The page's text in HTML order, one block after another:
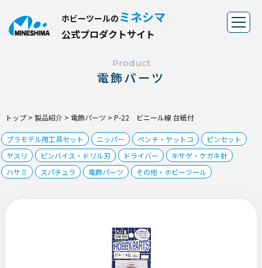
ホビーツールの ミネシマ
公式プロダク トサイ ト
Product
電飾パーツ
トップ> 製品紹介 > 電飾パーツ > P-22 ビニール線 台紙付
プラモデル用工具セット ニッパー ペンチ・ヤットコ
ピンセット
ヤスリ
ピンバイス・ドリル刃 ドライバー
キサゲ・ケガキ針
ハサミ
スパチュラ 電飾パーツ その他・ホビーツール